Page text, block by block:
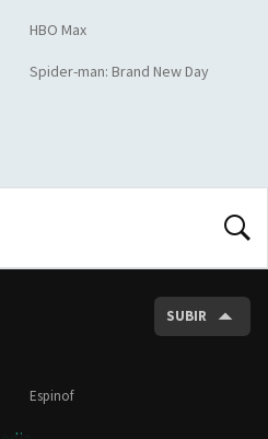
HBO Max
Spider-man: Brand New Day
SUBIR
Espinof